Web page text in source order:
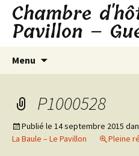
Aller
contenu
Chambre
Pavillon –
Menu
P1000528
Publié le 14 septembre 2015
La Baule – Le Pavillon
Pleine